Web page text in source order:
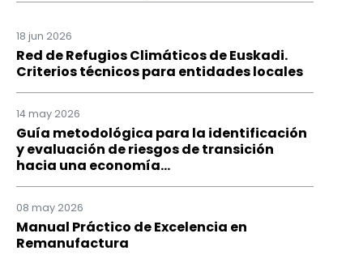
18 jun 2026
Red de Refugios Climáticos de Euskadi.
Criterios técnicos para entidades locales
14 may 2026
Guía metodológica para la identificación
y evaluación de riesgos de transición
hacia una economía...
08 may 2026
Manual Práctico de Excelencia en
Remanufactura